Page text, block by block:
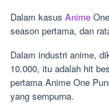
Dalam kasus Anime
season pertama, dan
Dalam industri anime,
10.000, itu adalah hit
pertama Anime One
yang sempurna.